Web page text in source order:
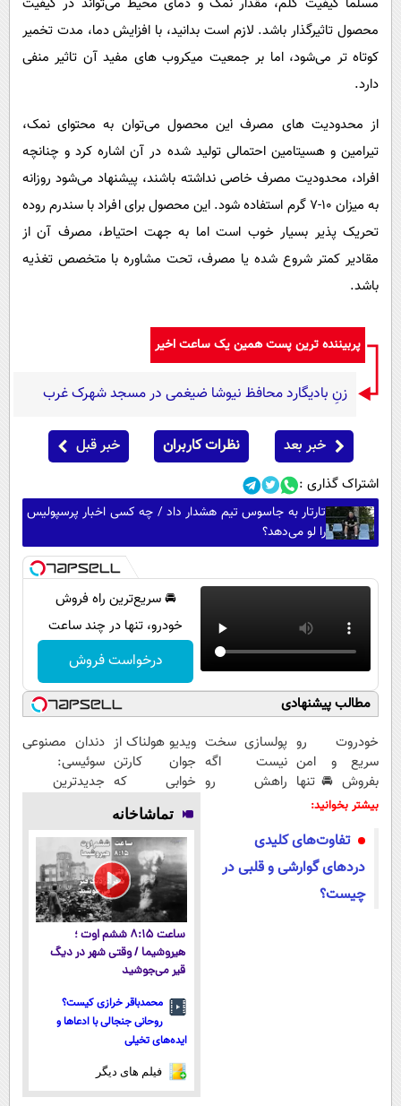
محصول تاثیرگذار باشد. لازم است بدانید، با افزایش دما، مدت تخمیر
کوتاه تر می‌شود، اما بر جمعیت میکروب های مفید آن تاثیر منفی
دارد.
از محدودیت های مصرف این محصول می‌توان به محتوای نمک،
تیرامین و هسیتامین احتمالی تولید شده در آن اشاره کرد و چنانچه
افراد، محدودیت مصرف خاصی نداشته باشند، پیشنهاد می‌شود روزانه
به میزان ۱۰-۷ گرم استفاده شود. این محصول برای افراد با سندرم روده
تحریک پذیر بسیار خوب است اما به جهت احتیاط، مصرف آن از
مقادیر کمتر شروع شده یا مصرف، تحت مشاوره با متخصص تغذیه
باشد.
پربیننده ترین پست همین یک ساعت اخیر
زنِ بادیگارد محافظ نیوشا ضیغمی در مسجد شهرک غرب
خبر بعد نظرات کاربران خبر قبل
اشتراک گذاری :
تارتار به جاسوس تیم هشدار داد / چه کسی اخبار پرسپولیس
را لو می‌دهد؟
🚘 سریع‌ترین راه فروش
خودرو، تنها در چند ساعت
درخواست فروش
مطالب پیشنهادی
خودروت رو
سریع و امن
بفروش 🚘 تنها
با یک بار
پولسازی سخت
نیست اگه
راهش رو
ویدیو هولناک از
جوان کارتن
خوابی که
میلیاردر شد.
آموزش رایگان
دندان مصنوعی
سوئیسی:
جدیدترین
پرداخت قسطی
بیشتر بخوانید:
تفاوت‌های کلیدی
دردهای گوارشی و قلبی در
چیست؟
تماشاخانه
ساعت ۸:۱۵ ششم اوت ؛
هیروشیما / وقتی شهر در دیگ
قیر می‌جوشید
محمدباقر خرازی کیست؟
روحانی جنجالی با ادعاها و
ایده‌های تخیلی
فیلم های دیگر